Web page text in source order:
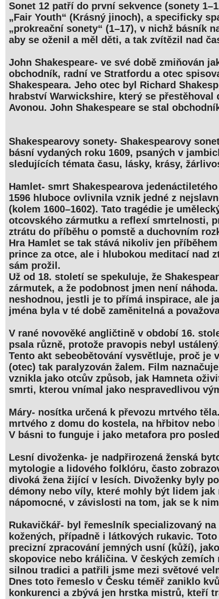
Sonet 12 patří do první sekvence (sonety
„Fair Youth“ (Krásný jinoch), a specificky
„prokreační sonety“ (1–17), v nichž básník
aby se oženil a měl děti, a tak zvítězil nad
John Shakespeare- ve své době zmiňován
obchodník, radní ve Stratfordu a otec
Shakespeara. Jeho otec byl Richard
hrabství Warwickshire, který se přestěhoval
Avonou. John Shakespeare se stal
Shakespearovy sonety- Shakespearovy
básní vydaných roku 1609, psaných v
sledujících témata času, lásky, krásy,
Hamlet- smrt Shakespearova
1596 hluboce ovlivnila vznik jedné z
(kolem 1600–1602). Tato tragédie je
otcovského zármutku a reflexí smrtelnosti,
ztrátu do příběhu o pomstě a duchovním
Hra Hamlet se tak stává nikoliv jen
prince za otce, ale i hlubokou meditací nad
sám prožil.
Už od 18. století se spekuluje, že
zármutek, a že podobnost jmen není
neshodnou, jestli je to přímá inspirace, ale
jména byla v té době zaměnitelná a
V rané novověké angličtině v období 16.
psala různě, protože pravopis nebyl
Tento akt sebeobětování vysvětluje, proč je
(otec) tak paralyzován žalem. Film
vznikla jako otcův způsob, jak Hamneta
smrti, kterou vnímal jako nespravedlivou
Máry- nosítka určená k převozu mrtvého
mrtvého z domu do kostela, na hřbitov
V básni to funguje i jako metafora pro
Lesní divoženka- je nadpřirozená ženská
mytologie a lidového folklóru, často
divoká žena žijící v lesích. Divoženky byly
démony nebo víly, které mohly být lidem jak
nápomocné, v závislosti na tom, jak se k
Rukavičkář- byl řemeslník specializovaný
kožených, případně i látkových rukavic.
precizní zpracování jemných usní (kůží),
skopovice nebo králičina. V českých
silnou tradici a patřili jsme mezi světové
Dnes toto řemeslo v Česku téměř zaniklo
konkurenci a zbývá jen hrstka mistrů, kteří